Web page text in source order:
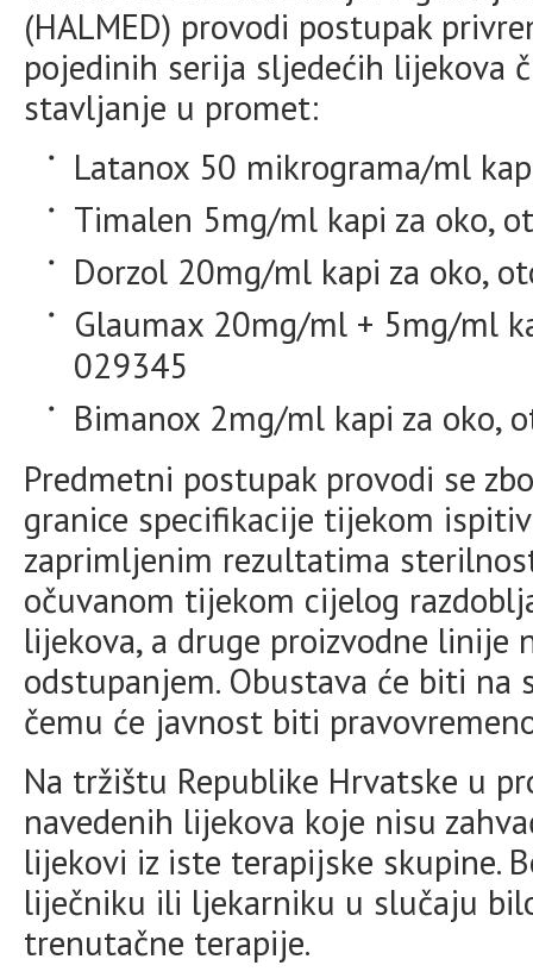
(HALMED) provodi postupak
pojedinih serija sljedećih lijekova
stavljanje u promet:
Latanox 50 mikrograma/ml
Timalen 5mg/ml kapi za oko,
Dorzol 20mg/ml kapi za oko,
Glaumax 20mg/ml + 5mg/ml
029345
Bimanox 2mg/ml kapi za oko,
Predmetni postupak provodi se
granice specifikacije tijekom
zaprimljenim rezultatima
očuvanom tijekom cijelog
lijekova, a druge proizvodne linije
odstupanjem. Obustava će biti na
čemu će javnost biti
Na tržištu Republike Hrvatske u
navedenih lijekova koje nisu
lijekovi iz iste terapijske skupine.
liječniku ili ljekarniku u slučaju
trenutačne terapije.